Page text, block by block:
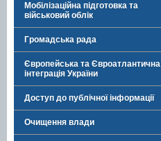
Мобілізаційна підготовка та
військовий облік
Громадська рада
Європейська та Євроатлантична
інтеграція України
Доступ до публічної інформації
Очищення влади